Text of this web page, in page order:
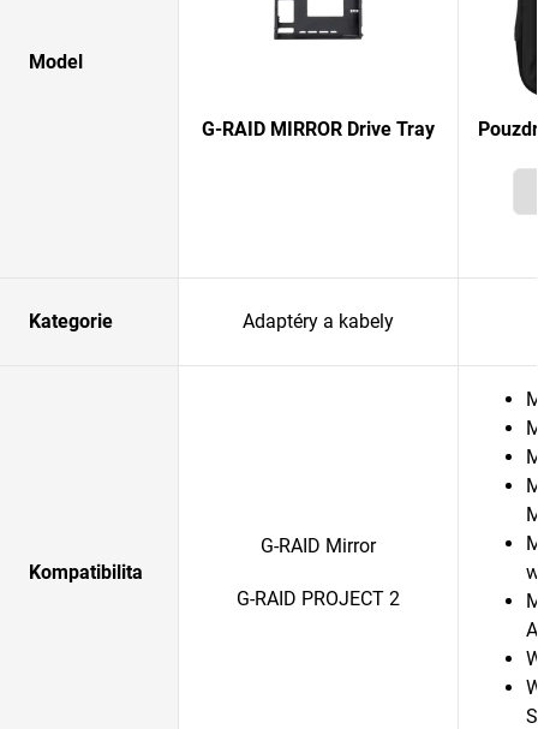
Model
G-RAID MIRROR Drive Tray
Kategorie Adaptéry a kabely
Kompatibilita
G-RAID Mirror
G-RAID PROJECT 2